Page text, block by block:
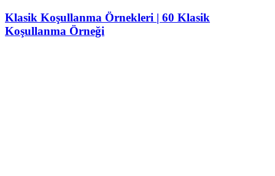
Klasik Koşullanma Örnekleri | 60 Klasik
Koşullanma Örneği